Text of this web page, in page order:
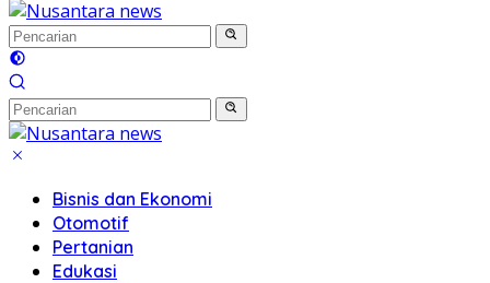
Bisnis dan Ekonomi
Otomotif
Pertanian
Edukasi